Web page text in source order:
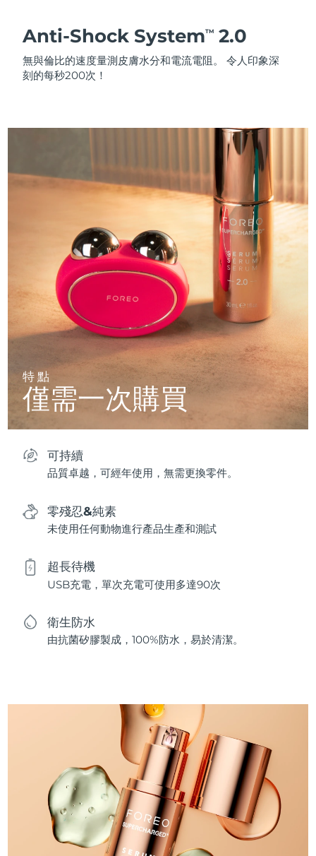
Anti-Shock SystemTM 2.0
無與倫比的速度量測皮膚水分和電流電阻。 令人印象深
刻的每秒200次！
特點
僅需一次購買
可持續
品質卓越，可經年使用，無需更換零件。
零殘忍&純素
未使用任何動物進行產品生產和測試
超長待機
USB充電，單次充電可使用多達90次
衛生防水
由抗菌矽膠製成，100%防水，易於清潔。